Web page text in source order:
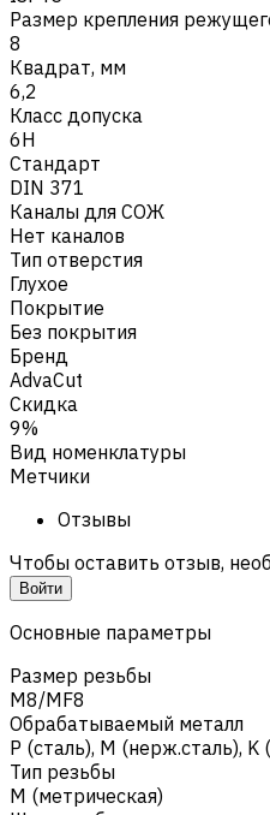
Размер крепления
8
Квадрат, мм
6,2
Класс допуска
6H
Стандарт
DIN 371
Каналы для СОЖ
Нет каналов
Тип отверстия
Глухое
Покрытие
Без покрытия
Бренд
AdvaCut
Скидка
9%
Вид номенклатуры
Метчики
Отзывы
Чтобы оставить отзыв,
Войти
Основные параметры
Размер резьбы
M8/MF8
Обрабатываемый металл
Р (сталь), M (нерж.сталь), K
Тип резьбы
M (метрическая)